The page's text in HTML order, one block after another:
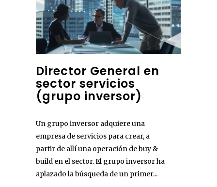
Director General en
sector servicios
(grupo inversor)
Un grupo inversor adquiere una
empresa de servicios para crear, a
partir de allí una operación de buy &
build en el sector. El grupo inversor ha
aplazado la búsqueda de un primer...